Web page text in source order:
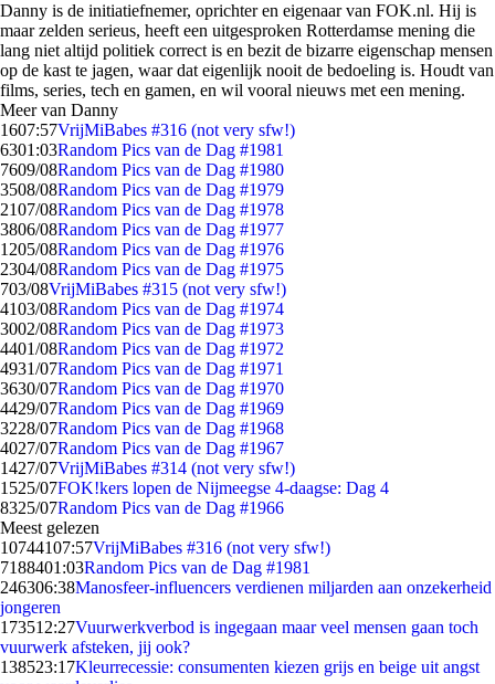
Danny is de initiatiefnemer, oprichter en eigenaar van FOK.nl. Hij is
maar zelden serieus, heeft een uitgesproken Rotterdamse mening die
lang niet altijd politiek correct is en bezit de bizarre eigenschap mensen
op de kast te jagen, waar dat eigenlijk nooit de bedoeling is. Houdt van
films, series, tech en gamen, en wil vooral nieuws met een mening.
Meer van Danny
1607:57VrijMiBabes #316 (not very sfw!)
6301:03Random Pics van de Dag #1981
7609/08Random Pics van de Dag #1980
3508/08Random Pics van de Dag #1979
2107/08Random Pics van de Dag #1978
3806/08Random Pics van de Dag #1977
1205/08Random Pics van de Dag #1976
2304/08Random Pics van de Dag #1975
703/08VrijMiBabes #315 (not very sfw!)
4103/08Random Pics van de Dag #1974
3002/08Random Pics van de Dag #1973
4401/08Random Pics van de Dag #1972
4931/07Random Pics van de Dag #1971
3630/07Random Pics van de Dag #1970
4429/07Random Pics van de Dag #1969
3228/07Random Pics van de Dag #1968
4027/07Random Pics van de Dag #1967
1427/07VrijMiBabes #314 (not very sfw!)
1525/07FOK!kers lopen de Nijmeegse 4-daagse: Dag 4
8325/07Random Pics van de Dag #1966
Meest gelezen
10744107:57VrijMiBabes #316 (not very sfw!)
7188401:03Random Pics van de Dag #1981
246306:38Manosfeer-influencers verdienen miljarden aan onzekerheid
jongeren
173512:27Vuurwerkverbod is ingegaan maar veel mensen gaan toch
vuurwerk afsteken, jij ook?
138523:17Kleurrecessie: consumenten kiezen grijs en beige uit angst